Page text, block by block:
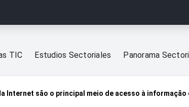
TIC Estudios Sectoriales Panorama
Internet são o principal meio de acesso à